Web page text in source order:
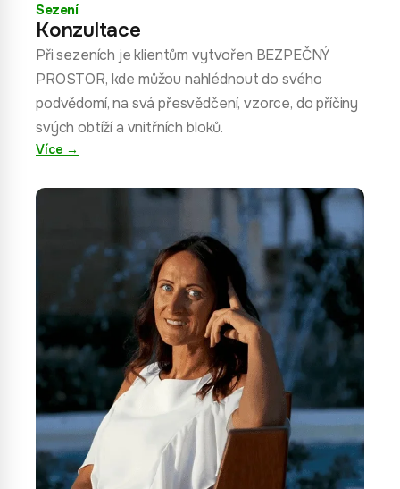
Sezení
Konzultace
Při sezeních je klientům vytvořen BEZPEČNÝ
PROSTOR, kde můžou nahlédnout do svého
podvědomí, na svá přesvědčení, vzorce, do příčiny
svých obtíží a vnitřních bloků.
Více →